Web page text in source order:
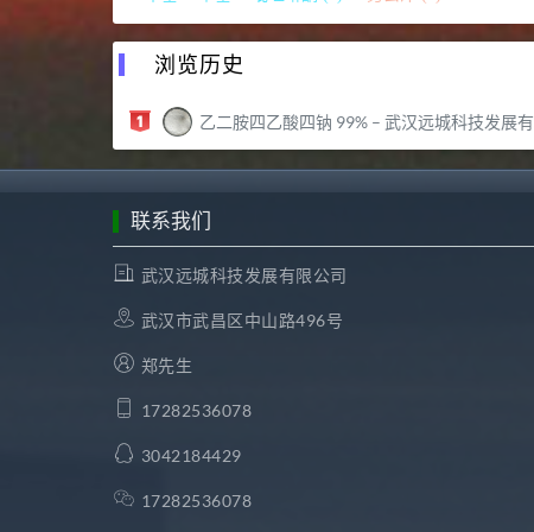
浏览历史
乙二胺四乙酸四钠 99% – 武汉远城科技发展有限公司
联系我们
武汉远城科技发展有限公司
武汉市武昌区中山路496号
郑先生
17282536078
3042184429
17282536078